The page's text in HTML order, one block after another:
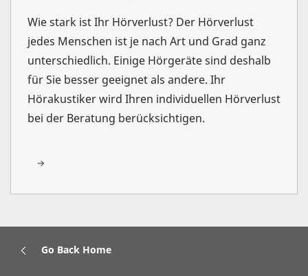
Wie stark ist Ihr Hörverlust? Der Hörverlust
jedes Menschen ist je nach Art und Grad ganz
unterschiedlich. Einige Hörgeräte sind deshalb
für Sie besser geeignet als andere. Ihr
Hörakustiker wird Ihren individuellen Hörverlust
bei der Beratung berücksichtigen.
Go Back Home